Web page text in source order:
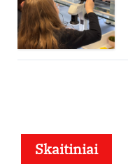
Skaitiniai